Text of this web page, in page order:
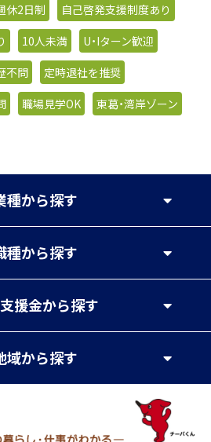
休2日制
自己啓発支援制度あり
10人未満
U・Iターン歓迎
不問
定時退社を推奨
職場見学OK 東葛・湾岸ゾーン
種から探す
種から探す
援金から探す
域から探す